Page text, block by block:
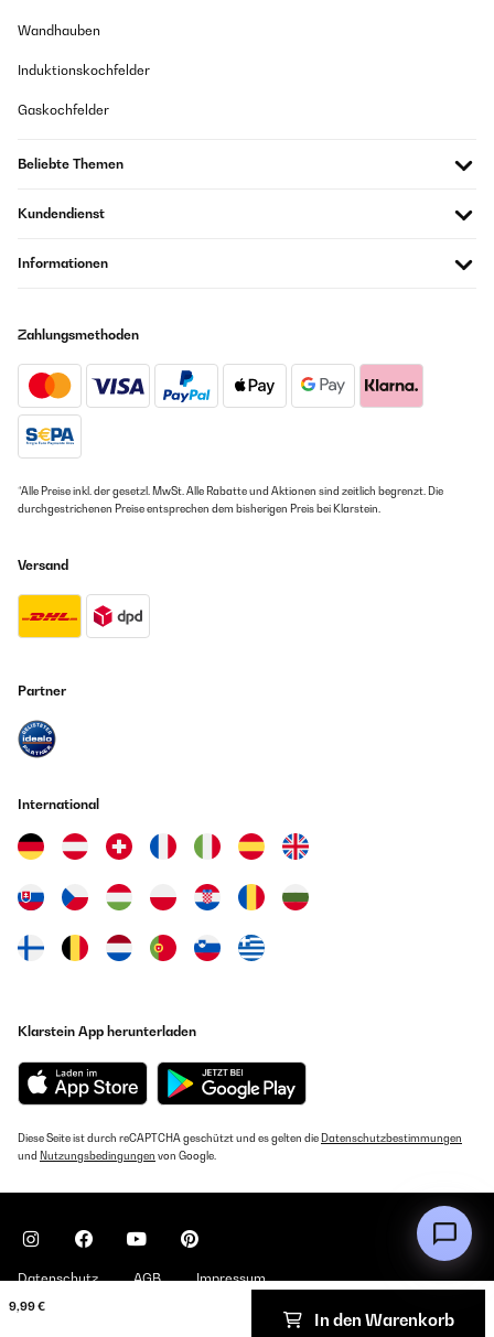
9,99 €
In den Warenkorb
Wandhauben
Induktionskochfelder
Gaskochfelder
Beliebte Themen
Kundendienst
Informationen
Zahlungsmethoden
*Alle Preise inkl. der gesetzl. MwSt. Alle Rabatte und Aktionen sind zeitlich begrenzt. Die
durchgestrichenen Preise entsprechen dem bisherigen Preis bei Klarstein.
Versand
Partner
International
Klarstein App herunterladen
Diese Seite ist durch reCAPTCHA geschützt und es gelten die Datenschutzbestimmungen
und Nutzungsbedingungen von Google.
Datenschutz AGB Impressum
Copyright © 2026 Klarstein. All rights reserved